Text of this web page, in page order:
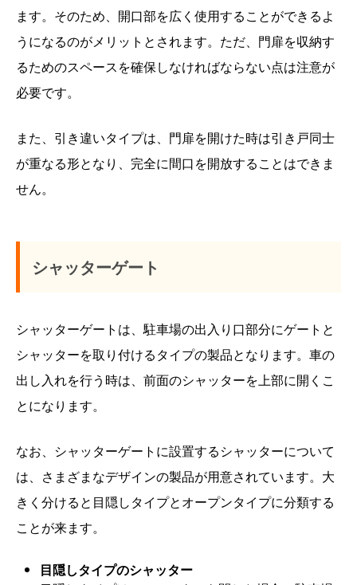
ます。そのため、開口部を広く使用することができるよ
うになるのがメリットとされます。ただ、門扉を収納す
るためのスペースを確保しなければならない点は注意が
必要です。
また、引き違いタイプは、門扉を開けた時は引き戸同士
が重なる形となり、完全に間口を開放することはできま
せん。
シャッターゲート
シャッターゲートは、駐車場の出入り口部分にゲートと
シャッターを取り付けるタイプの製品となります。車の
出し入れを行う時は、前面のシャッターを上部に開くこ
とになります。
なお、シャッターゲートに設置するシャッターについて
は、さまざまなデザインの製品が用意されています。大
きく分けると目隠しタイプとオープンタイプに分類する
ことが来ます。
目隠しタイプのシャッター